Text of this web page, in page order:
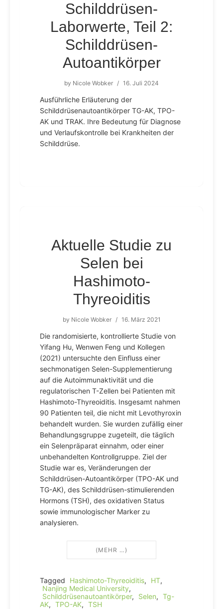
Schilddrüsen-
Laborwerte, Teil 2:
Schilddrüsen-
Autoantikörper
by Nicole Wobker / 16. Juli 2024
Ausführliche Erläuterung der
Schilddrüsenautoantikörper TG-AK, TPO-
AK und TRAK. Ihre Bedeutung für Diagnose
und Verlaufskontrolle bei Krankheiten der
Schilddrüse.
Aktuelle Studie zu
Selen bei
Hashimoto-
Thyreoiditis
by Nicole Wobker / 16. März 2021
Die randomisierte, kontrollierte Studie von
Yifang Hu, Wenwen Feng und Kollegen
(2021) untersuchte den Einfluss einer
sechmonatigen Selen-Supplementierung
auf die Autoimmunaktivität und die
regulatorischen T-Zellen bei Patienten mit
Hashimoto-Thyreoiditis. Insgesamt nahmen
90 Patienten teil, die nicht mit Levothyroxin
behandelt wurden. Sie wurden zufällig einer
Behandlungsgruppe zugeteilt, die täglich
ein Selenpräparat einnahm, oder einer
unbehandelten Kontrollgruppe. Ziel der
Studie war es, Veränderungen der
Schilddrüsen-Autoantikörper (TPO-AK und
TG-AK), des Schilddrüsen-stimulierenden
Hormons (TSH), des oxidativen Status
sowie immunologischer Marker zu
analysieren.
(MEHR …)
Tagged Hashimoto-Thyreoiditis, HT,
Nanjing Medical University,
Schilddrüsenautoantikörper, Selen, Tg-
AK, TPO-AK, TSH